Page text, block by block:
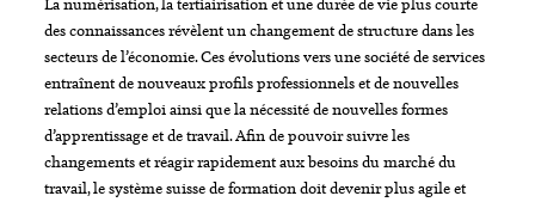
En savoir plus
des connaissances révèlent un changement de structure dans les
secteurs de l’économie. Ces évolutions vers une société de services
entraînent de nouveaux profils professionnels et de nouvelles
relations d’emploi ainsi que la nécessité de nouvelles formes
d’apprentissage et de travail. Afin de pouvoir suivre les
changements et réagir rapidement aux besoins du marché du
travail, le système suisse de formation doit devenir plus agile et